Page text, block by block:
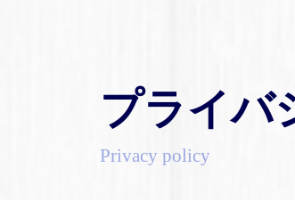
プライバ
Privacy policy